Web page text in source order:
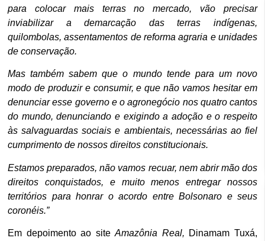
para colocar mais terras no mercado, vão precisar
inviabilizar a demarcação das terras indígenas,
quilombolas, assentamentos de reforma agraria e unidades
de conservação.
Mas também sabem que o mundo tende para um novo
modo de produzir e consumir, e que não vamos hesitar em
denunciar esse governo e o agronegócio nos quatro cantos
do mundo, denunciando e exigindo a adoção e o respeito
às salvaguardas sociais e ambientais, necessárias ao fiel
cumprimento de nossos direitos constitucionais.
Estamos preparados, não vamos recuar, nem abrir mão dos
direitos conquistados, e muito menos entregar nossos
territórios para honrar o acordo entre Bolsonaro e seus
coronéis.”
Em depoimento ao siteAmazônia Real, Dinamam Tuxá,